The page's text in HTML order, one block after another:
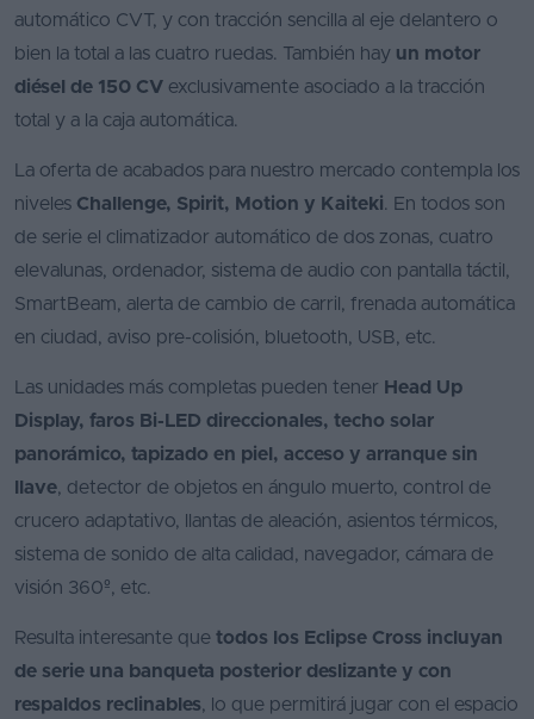
automático CVT, y con tracción sencilla al eje delantero o
bien la total a las cuatro ruedas. También hay un motor
diésel de 150 CV exclusivamente asociado a la tracción
total y a la caja automática.
La oferta de acabados para nuestro mercado contempla los
niveles Challenge, Spirit, Motion y Kaiteki. En todos son
de serie el climatizador automático de dos zonas, cuatro
elevalunas, ordenador, sistema de audio con pantalla táctil,
SmartBeam, alerta de cambio de carril, frenada automática
en ciudad, aviso pre-colisión, bluetooth, USB, etc.
Las unidades más completas pueden tener Head Up
Display, faros Bi-LED direccionales, techo solar
panorámico, tapizado en piel, acceso y arranque sin
llave, detector de objetos en ángulo muerto, control de
crucero adaptativo, llantas de aleación, asientos térmicos,
sistema de sonido de alta calidad, navegador, cámara de
visión 360º, etc.
Resulta interesante que todos los Eclipse Cross incluyan
de serie una banqueta posterior deslizante y con
respaldos reclinables, lo que permitirá jugar con el espacio